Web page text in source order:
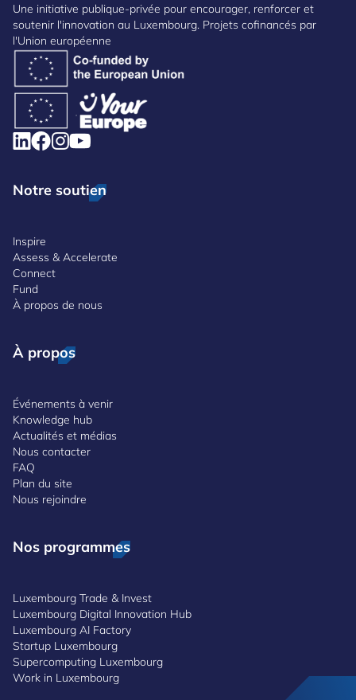
Une initiative publique-privée pour encourager, renforcer et
soutenir l'innovation au Luxembourg. Projets cofinancés par
l'Union européenne
Notre soutien
Inspire
Assess & Accelerate
Connect
Fund
À propos de nous
À propos
Événements à venir
Knowledge hub
Actualités et médias
Nous contacter
FAQ
Plan du site
Nous rejoindre
Nos programmes
Luxembourg Trade & Invest
Luxembourg Digital Innovation Hub
Luxembourg AI Factory
Startup Luxembourg
Supercomputing Luxembourg
Work in Luxembourg